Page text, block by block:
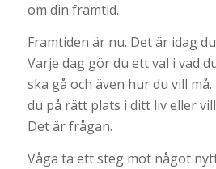
om din framtid.
Framtiden är nu. Det är idag
Varje dag gör du ett val i vad
ska gå och även hur du vill
du på rätt plats i ditt liv eller
Det är frågan.
Våga ta ett steg mot något